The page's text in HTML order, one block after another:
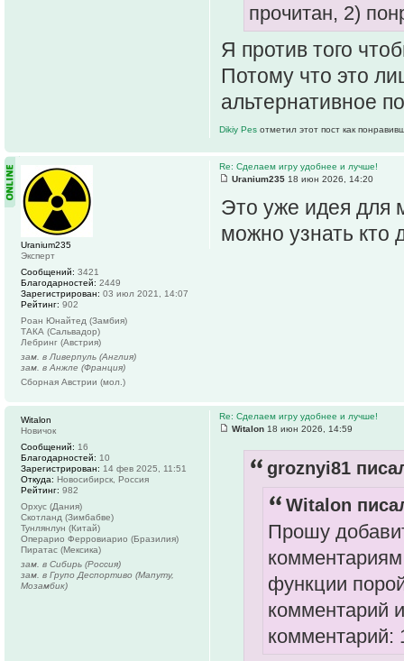
прочитан, 2)
Я против того
Потому что это
альтернативное
Dikiy Pes отметил этот пост как
Re: Сделаем игру удобнее и лучше!
Uranium235 18 июн 2026, 14:20
Это уже идея для
можно узнать кто
Uranium235
Эксперт
Сообщений: 3421
Благодарностей: 2449
Зарегистрирован: 03 июл 2021, 14:07
Рейтинг: 902
Роан Юнайтед (Замбия)
ТАКА (Сальвадор)
Лебринг (Австрия)
зам. в Ливерпуль (Англия)
зам. в Анжле (Франция)
Сборная Австрии (мол.)
Re: Сделаем игру удобнее и лучше!
Witalon 18 июн 2026, 14:59
groznyi81
Witalon
Прошу
функции
комментарий
комментарий:
Witalon
Новичок
Сообщений: 16
Благодарностей: 10
Зарегистрирован: 14 фев 2025, 11:51
Откуда: Новосибирск, Россия
Рейтинг: 982
Орхус (Дания)
Скотланд (Зимбабве)
Тунлянлун (Китай)
Операрио Ферровиарио (Бразилия)
Пиратас (Мексика)
зам. в Сибирь (Россия)
зам. в Групо Деспортиво (Мапуту,
Мозамбик)